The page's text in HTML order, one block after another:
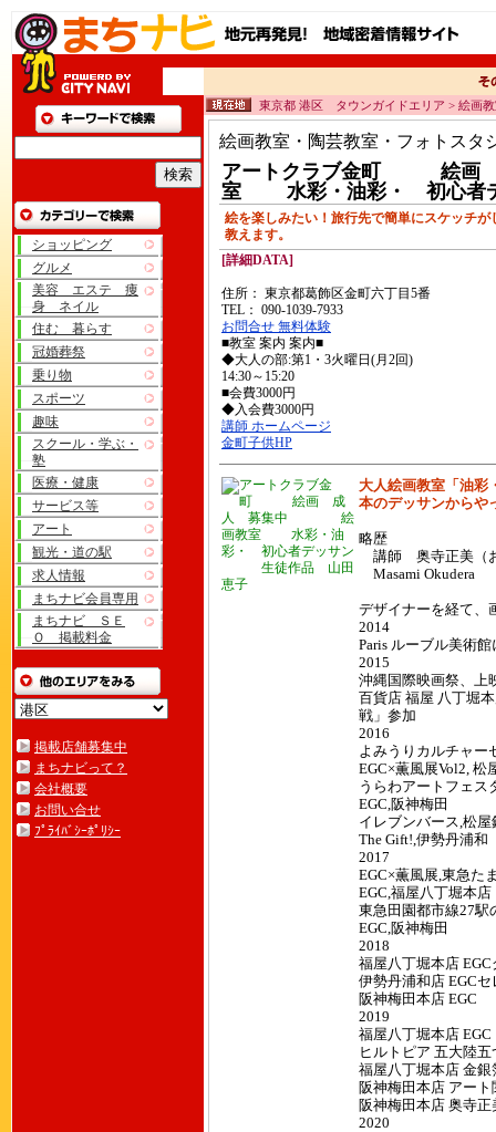
ショッピング
グルメ
美容 エステ 痩
身 ネイル
住む 暮らす
冠婚葬祭
乗り物
スポーツ
趣味
スクール・学ぶ・
塾
医療・健康
サービス等
アート
観光・道の駅
求人情報
まちナビ会員専用
まちナビ ＳＥ
Ｏ 掲載料金
掲載店舗募集中
まちナビって？
会社概要
お問い合せ
ﾌﾟﾗｲﾊﾞｼｰﾎﾟﾘｼｰ
東京都 港区 タウンガイドエリア > 絵画
絵画教室・陶芸教室・フォトスタ
アートクラブ金町 絵
室 水彩・油彩・ 初心者
絵を楽しみたい！旅行先で簡単にスケッチ
教えます。
[詳細DATA]
住所： 東京都葛飾区金町六丁目5番
TEL： 090-1039-7933
お問合せ 無料体験
■教室 案内 案内■
◆大人の部:第1・3火曜日(月2回)
14:30～15:20
■会費3000円
◆入会費3000円
講師 ホームページ
金町子供HP
生徒作品 山田
恵子
大人絵画教室「油彩
本のデッサンから
略歴
講師 奥寺正美（
Masami Okudera
デザイナーを経て、
2014
Paris ルーブル美術
2015
沖縄国際映画祭、上
百貨店 福屋 八丁堀
戦」参加
2016
よみうりカルチャー
EGC×薫風展Vol2, 松
うらわアートフェス
EGC,阪神梅田
イレブンバース,松屋
The Gift!,伊勢丹浦和
2017
EGC×薫風展,東急た
EGC,福屋八丁堀本店
東急田園都市線27駅
EGC,阪神梅田
2018
福屋八丁堀本店
伊勢丹浦和店 EGC
阪神梅田本店 EGC
2019
福屋八丁堀本店 EGC
ヒルトピア 五大陸五
福屋八丁堀本店 金銀
阪神梅田本店 アート
阪神梅田本店 奥寺正
2020